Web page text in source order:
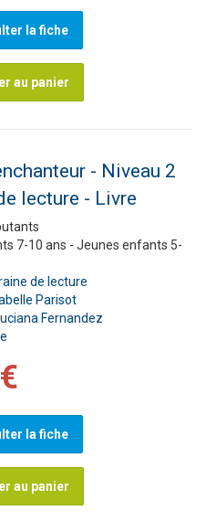
la fiche
au panier
- Niveau 2
lecture - Livre
7-10 ans - Jeunes enfants 5-
de lecture
Parisot
Fernandez
la fiche
au panier